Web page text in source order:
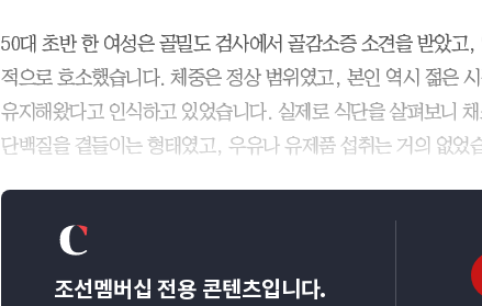
50대 초반 한 여성은 골밀도 검사에서 골감소증 소견을 받았고
적으로 호소했습니다. 체중은 정상 범위였고, 본인 역시 젊은
유지해왔다고 인식하고 있었습니다. 실제로 식단을 살펴보니
단백질을 곁들이는 형태였고, 우유나 유제품 섭취는 거의 없었
조선멤버십 전용 콘텐츠입니다.